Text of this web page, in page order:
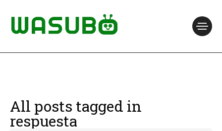
All posts tagged in
respuesta